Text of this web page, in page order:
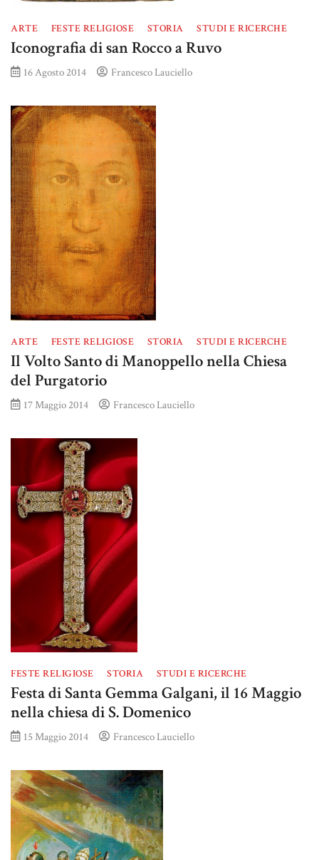
ARTE FESTE RELIGIOSE STORIA STUDI E RICERCHE
Iconografia di san Rocco a Ruvo
16 Agosto 2014 Francesco Lauciello
ARTE FESTE RELIGIOSE STORIA STUDI E RICERCHE
Il Volto Santo di Manoppello nella Chiesa
del Purgatorio
17 Maggio 2014 Francesco Lauciello
FESTE RELIGIOSE STORIA STUDI E RICERCHE
Festa di Santa Gemma Galgani, il 16 Maggio
nella chiesa di S. Domenico
15 Maggio 2014 Francesco Lauciello